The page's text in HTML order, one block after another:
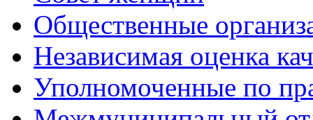
Общественные
Независимая оценка
Уполномоченные по